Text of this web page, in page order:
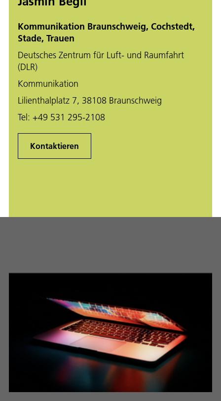
Kommunikation Braunschweig, Cochstedt,
Stade, Trauen
Deutsches Zentrum für Luft- und Raumfahrt
(DLR)
Kommunikation
Lilienthalplatz 7, 38108 Braunschweig
Tel: +49 531 295-2108
Kontaktieren